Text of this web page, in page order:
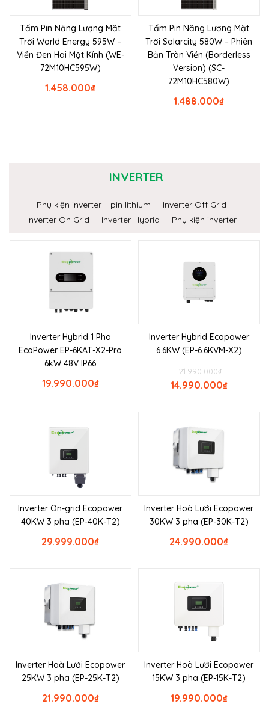
Tấm Pin Năng Lượng Mặt
Trời World Energy 595W –
Viền Đen Hai Mặt Kính (WE-
72M10HC595W)
₫
1.458.000
Tấm Pin Năng Lượng Mặt
Trời Solarcity 580W – Phiên
Bản Tràn Viền (Borderless
Version) (SC-
72M10HC580W)
₫
1.488.000
INVERTER
Phụ kiện inverter + pin lithium
Inverter Off Grid
Inverter On Grid
Inverter Hybrid Phụ kiện inverter
Inverter Hybrid 1 Pha
EcoPower EP-6KAT-X2-Pro
6kW 48V IP66
₫
19.990.000
Inverter Hybrid Ecopower
6.6KW (EP-6.6KVM-X2)
₫
21.990.000
₫
14.990.000
Inverter On-grid Ecopower
40KW 3 pha (EP-40K-T2)
₫
29.999.000
Inverter Hoà Lưới Ecopower
30KW 3 pha (EP-30K-T2)
₫
24.990.000
Inverter Hoà Lưới Ecopower
25KW 3 pha (EP-25K-T2)
₫
21.990.000
Inverter Hoà Lưới Ecopower
15KW 3 pha (EP-15K-T2)
₫
19.990.000